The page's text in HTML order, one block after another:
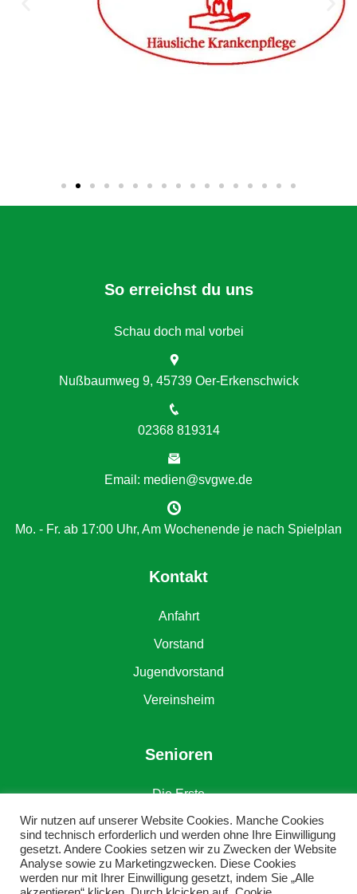
So erreichst du uns
Schau doch mal vorbei
Nußbaumweg 9, 45739 Oer-Erkenschwick
02368 819314
Email: medien@svgwe.de
Mo. - Fr. ab 17:00 Uhr, Am Wochenende je nach Spielplan
Kontakt
Anfahrt
Vorstand
Jugendvorstand
Vereinsheim
Senioren
Die Erste
Die Zweite
Alte Herren
Wir nutzen auf unserer Website Cookies. Manche Cookies
sind technisch erforderlich und werden ohne Ihre Einwilligung
gesetzt. Andere Cookies setzen wir zu Zwecken der Website
Analyse sowie zu Marketingzwecken. Diese Cookies
werden nur mit Ihrer Einwilligung gesetzt, indem Sie „Alle